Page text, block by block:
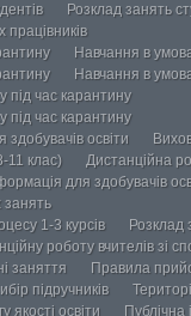
Розклад занять
працівників
Навчання в
Навчання в
під час карантину
під час карантину
освіти
11 клас)
Дистанційна
для здобувачів
занять
1-3 курсів
Розклад
роботу вчителів зі
заняття
Правила
підручників
якості освіти